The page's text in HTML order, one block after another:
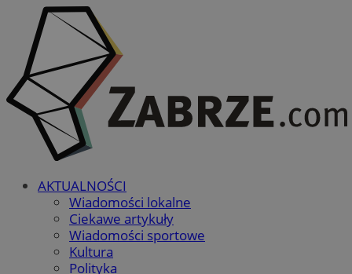
AKTUALNOŚCI
Wiadomości lokalne
Ciekawe artykuły
Wiadomości sportowe
Kultura
Polityka